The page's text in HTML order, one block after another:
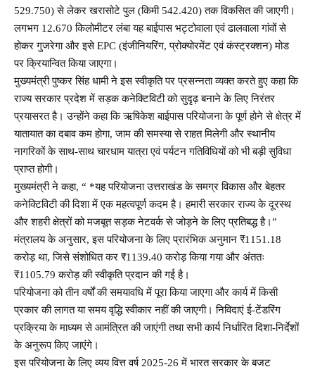
529.750) से लेकर खरासोटे पुल (किमी 542.420) तक विकसित की जाएगी।
लगभग 12.670 किलोमीटर लंबा यह बाईपास भट्टोवाला एवं ढालवाला गांवों से
होकर गुजरेगा और इसे EPC (इंजीनियरिंग, प्रोक्योरमेंट एवं कंस्ट्रक्शन) मोड
पर क्रियान्वित किया जाएगा।
मुख्यमंत्री पुष्कर सिंह धामी ने इस स्वीकृति पर प्रसन्नता व्यक्त करते हुए कहा कि
राज्य सरकार प्रदेश में सड़क कनेक्टिविटी को सुदृढ़ बनाने के लिए निरंतर
प्रयासरत है। उन्होंने कहा कि ऋषिकेश बाईपास परियोजना के पूर्ण होने से क्षेत्र में
यातायात का दबाव कम होगा, जाम की समस्या से राहत मिलेगी और स्थानीय
नागरिकों के साथ-साथ चारधाम यात्रा एवं पर्यटन गतिविधियों को भी बड़ी सुविधा
प्राप्त होगी।
मुख्यमंत्री ने कहा, “ *यह परियोजना उत्तराखंड के समग्र विकास और बेहतर
कनेक्टिविटी की दिशा में एक महत्वपूर्ण कदम है। हमारी सरकार राज्य के दूरस्थ
और शहरी क्षेत्रों को मजबूत सड़क नेटवर्क से जोड़ने के लिए प्रतिबद्ध है।”
मंत्रालय के अनुसार, इस परियोजना के लिए प्रारंभिक अनुमान ₹1151.18
करोड़ था, जिसे संशोधित कर ₹1139.40 करोड़ किया गया और अंततः
₹1105.79 करोड़ की स्वीकृति प्रदान की गई है।
परियोजना को तीन वर्षों की समयावधि में पूरा किया जाएगा और कार्य में किसी
प्रकार की लागत या समय वृद्धि स्वीकार नहीं की जाएगी। निविदाएं ई-टेंडरिंग
प्रक्रिया के माध्यम से आमंत्रित की जाएंगी तथा सभी कार्य निर्धारित दिशा-निर्देशों
के अनुरूप किए जाएंगे।
इस परियोजना के लिए व्यय वित्त वर्ष 2025-26 में भारत सरकार के बजट